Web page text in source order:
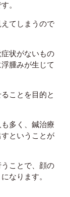
。
てしまうので
状がないもの
腫みが生じて
ことを目的と
多く、鍼治療
ということが
ことで、顔の
なります。